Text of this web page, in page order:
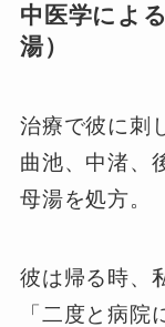
中医学によ
湯）
治療で彼に刺
曲池、中渚、
母湯を処方。
彼は帰る時、
「二度と病院